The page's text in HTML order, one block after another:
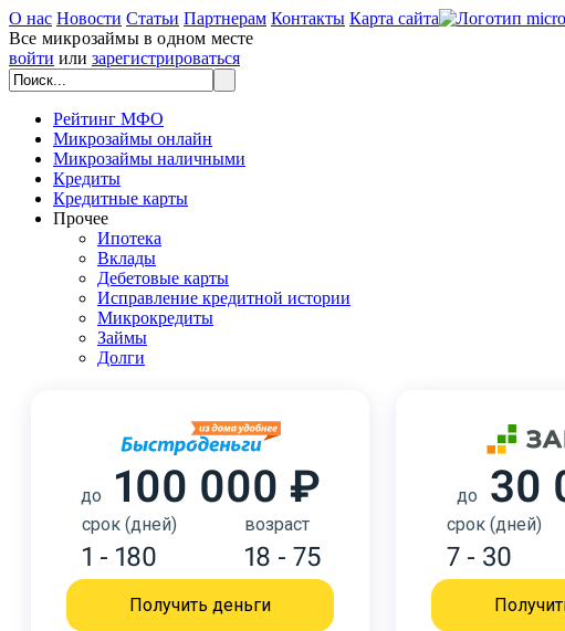
О нас Новости Статьи Партнерам Контакты Карта сайта
Все микрозаймы в одном месте
войти или зарегистрироваться
Рейтинг МФО
Микрозаймы онлайн
Микрозаймы наличными
Кредиты
Кредитные карты
Прочее
Ипотека
Вклады
Дебетовые карты
Исправление кредитной истории
Микрокредиты
Займы
Долги
до 100 000 ₽
срок (дней)
1 - 180
возраст
18 - 75
Получить деньги
до 30
срок (дней)
7 - 30